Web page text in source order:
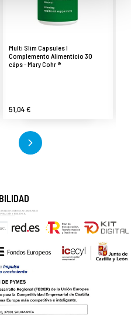
Multi Slim Capsules I
Complemento Alimenticio 30
cáps - Mary Cohr ®
51,04 €